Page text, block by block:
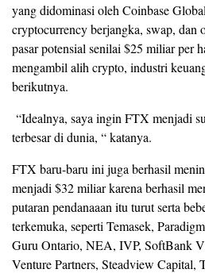
yang didominasi oleh Coinbase
cryptocurrency berjangka, swap, dan
pasar potensial senilai $25 miliar per
mengambil alih crypto, industri
berikutnya.
“Idealnya, saya ingin FTX menjadi
terbesar di dunia, “ katanya.
FTX baru-baru ini juga berhasil
menjadi $32 miliar karena berhasil
putaran pendanaaan itu turut serta
terkemuka, seperti Temasek,
Guru Ontario, NEA, IVP, SoftBank
Venture Partners, Steadview Capital,